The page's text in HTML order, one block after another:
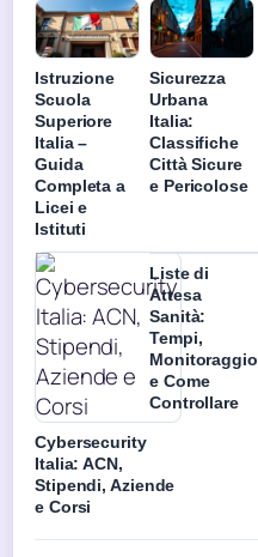
Istruzione
Scuola
Superiore
Italia –
Guida
Completa a
Licei e
Istituti
Sicurezza
Urbana
Italia:
Classifiche
Città Sicure
e Pericolose
Cybersecurity
Italia: ACN,
Stipendi, Aziende
e Corsi
Liste di
Attesa
Sanità:
Tempi,
Monitoraggio
e Come
Controllare